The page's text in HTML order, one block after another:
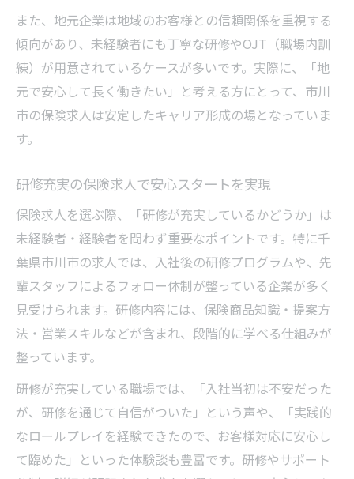
また、地元企業は地域のお客様との信頼関係を重視する
傾向があり、未経験者にも丁寧な研修やOJT（職場内訓
練）が用意されているケースが多いです。実際に、「地
元で安心して長く働きたい」と考える方にとって、市川
市の保険求人は安定したキャリア形成の場となっていま
す。
研修充実の保険求人で安心スタートを実現
保険求人を選ぶ際、「研修が充実しているかどうか」は
未経験者・経験者を問わず重要なポイントです。特に千
葉県市川市の求人では、入社後の研修プログラムや、先
輩スタッフによるフォロー体制が整っている企業が多く
見受けられます。研修内容には、保険商品知識・提案方
法・営業スキルなどが含まれ、段階的に学べる仕組みが
整っています。
研修が充実している職場では、「入社当初は不安だった
が、研修を通じて自信がついた」という声や、「実践的
なロールプレイを経験できたので、お客様対応に安心し
て臨めた」といった体験談も豊富です。研修やサポート